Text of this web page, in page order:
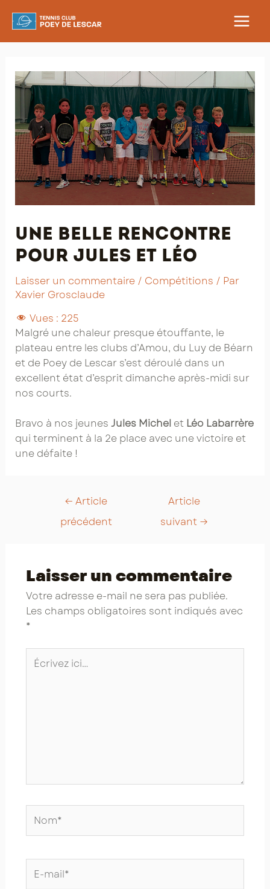
MAIN
Une belle rencontre
pour Jules et Léo
Laisser un commentaire / Compétitions / Par
Xavier Grosclaude
Vues : 225
Malgré une chaleur presque étouffante, le
plateau entre les clubs d’Amou, du Luy de Béarn
et de Poey de Lescar s’est déroulé dans un
excellent état d’esprit dimanche après-midi sur
nos courts.
Bravo à nos jeunes Jules Michelet Léo Labarrère
qui terminent à la 2e place avec une victoire et
une défaite !
← Article
précédent
Article
suivant →
Laisser un commentaire
Votre adresse e-mail ne sera pas publiée.
Les champs obligatoires sont indiqués avec
*
Écrivez
ici…
mail*